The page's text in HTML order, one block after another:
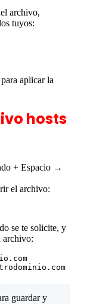
archivo,
tuyos:
aplicar la
hosts
+ Espacio →
el archivo:
se te solicite, y
archivo:
guardar y